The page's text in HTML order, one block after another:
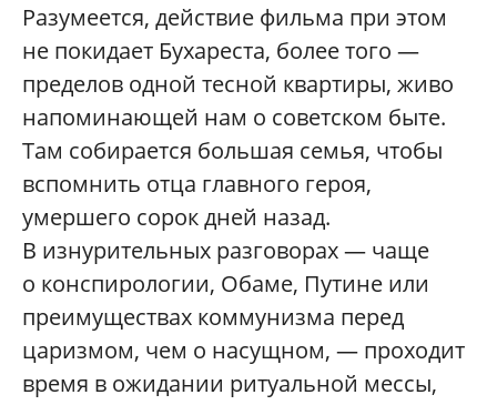
Разумеется, действие фильма при этом
не покидает Бухареста, более того —
пределов одной тесной квартиры, живо
напоминающей нам о советском быте.
Там собирается большая семья, чтобы
вспомнить отца главного героя,
умершего сорок дней назад.
В изнурительных разговорах — чаще
о конспирологии, Обаме, Путине или
преимуществах коммунизма перед
царизмом, чем о насущном, — проходит
время в ожидании ритуальной мессы,